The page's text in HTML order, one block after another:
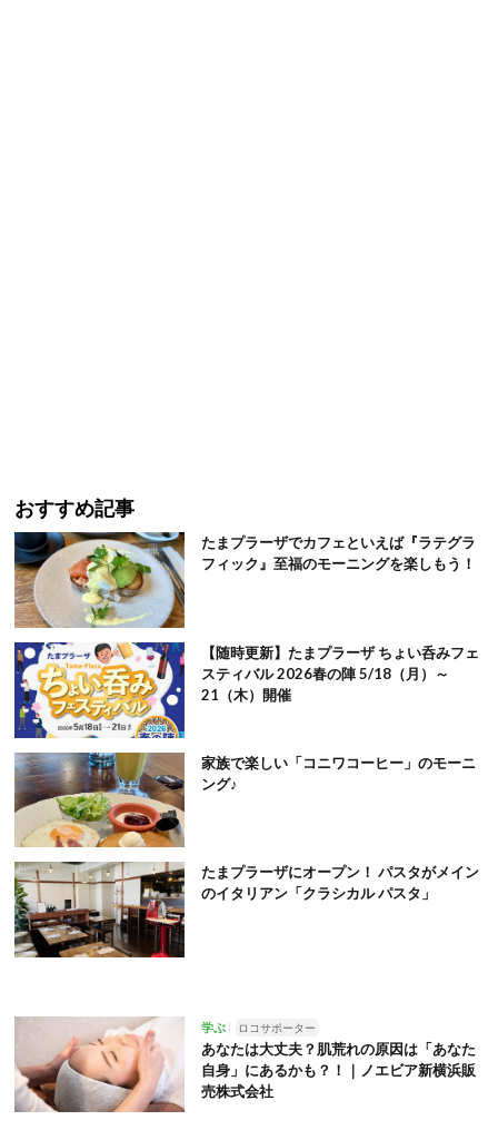
おすすめ記事
たまプラーザでカフェといえば『ラテグラ
フィック』至福のモーニングを楽しもう！
【随時更新】たまプラーザ ちょい呑みフェ
スティバル 2026春の陣 5/18（月）～
21（木）開催
家族で楽しい「コニワコーヒー」のモーニ
ング♪
たまプラーザにオープン！ パスタがメイン
のイタリアン「クラシカル パスタ」
学ぶ ロコサポーター
あなたは大丈夫？肌荒れの原因は「あなた
自身」にあるかも？！｜ノエビア新横浜販
売株式会社